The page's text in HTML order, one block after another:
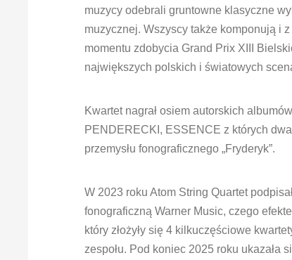
muzycy odebrali gruntowne klasyczne
muzycznej. Wszyscy także komponują i
momentu zdobycia Grand Prix XIII
największych polskich i światowych
Kwartet nagrał osiem autorskich
PENDERECKI, ESSENCE z których
przemysłu fonograficznego „Fryderyk”.
W 2023 roku Atom String Quartet
fonograficzną Warner Music, czego
który złożyły się 4 kilkuczęściowe
zespołu. Pod koniec 2025 roku ukazała